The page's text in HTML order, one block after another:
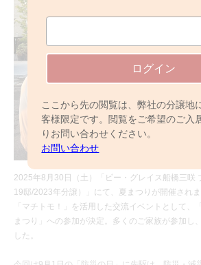
ログイン
ここから先の閲覧は、弊社の分譲地
客様限定です。閲覧をご希望のご入
りお問い合わせください。
お問い合わせ
2025年8月30日（土）「ビー・グレイス船橋三咲
19邸/2023年分譲）」にて、夏まつりが開催され
「マチトモ！」を活用した交流イベントとして、
まつり」への参加が決定。多くのご家族が参加し
した。